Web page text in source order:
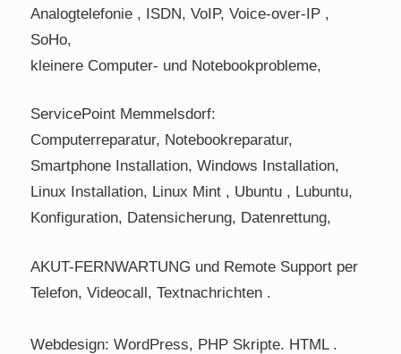
Analogtelefonie , ISDN, VoIP, Voice-over-IP ,
SoHo,
kleinere Computer- und Notebookprobleme,
ServicePoint Memmelsdorf:
Computerreparatur, Notebookreparatur,
Smartphone Installation, Windows Installation,
Linux Installation, Linux Mint , Ubuntu , Lubuntu,
Konfiguration, Datensicherung, Datenrettung,
AKUT-FERNWARTUNG und Remote Support per
Telefon, Videocall, Textnachrichten .
Webdesign: WordPress, PHP Skripte. HTML .